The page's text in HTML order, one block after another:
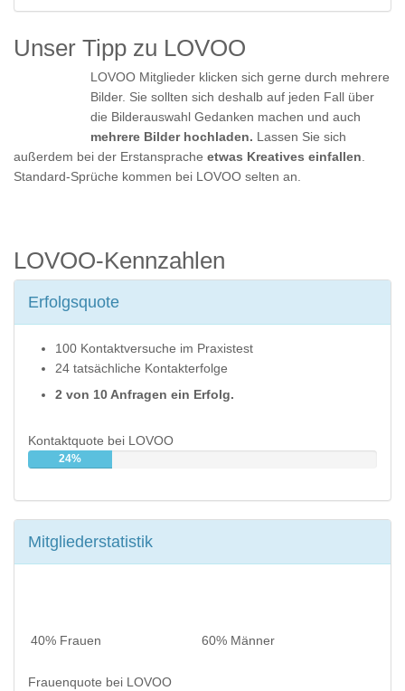
Unser Tipp zu LOVOO
LOVOO Mitglieder klicken sich gerne durch mehrere
Bilder. Sie sollten sich deshalb auf jeden Fall über
die Bilderauswahl Gedanken machen und auch
mehrere Bilder hochladen. Lassen Sie sich
außerdem bei der Erstansprache etwas Kreatives einfallen.
Standard-Sprüche kommen bei LOVOO selten an.
LOVOO-Kennzahlen
Erfolgsquote
100 Kontaktversuche im Praxistest
24 tatsächliche Kontakterfolge
2 von 10 Anfragen ein Erfolg.
Kontaktquote bei LOVOO
24%
Mitgliederstatistik
40% Frauen 60% Männer
Frauenquote bei LOVOO